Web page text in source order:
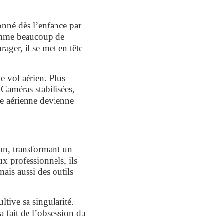
dès l’enfance par
beaucoup de
il se met en tête
vol aérien. Plus
stabilisées,
aérienne devienne
transformant un
professionnels, ils
aussi des outils
sa singularité.
fait de l’obsession du